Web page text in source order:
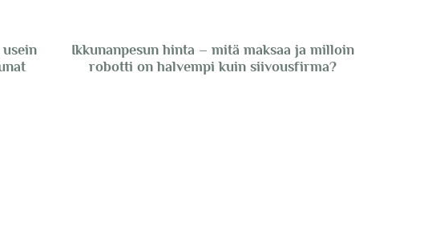
Ikkunanpesun hinta – mitä maksaa ja milloin
robotti on halvempi kuin siivousfirma?